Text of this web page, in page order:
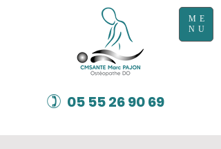
ME
NU
) 05 55 26 90 69